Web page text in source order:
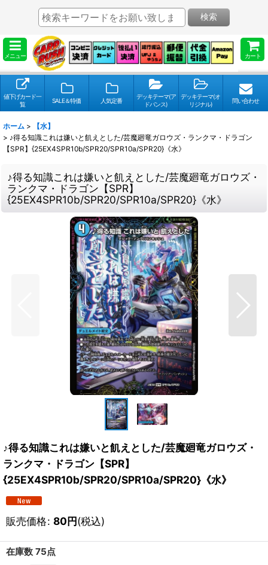
メニュー カート
検索
値下げカード一
覧
SALE＆特価 人気定番
デッキテーマ(ア
ドバンス)
デッキテーマ(オ
リジナル)
問い合わせ
ホーム >
【水】
> ♪得る知識これは嫌いと飢えとした/芸魔廻竜ガロウズ・ランクマ・ドラゴン
【SPR】{25EX4SPR10b/SPR20/SPR10a/SPR20}《水》
♪得る知識これは嫌いと飢えとした/芸魔廻竜ガロウズ・
ランクマ・ドラゴン【SPR】
{25EX4SPR10b/SPR20/SPR10a/SPR20}《水》
♪得る知識これは嫌いと飢えとした/芸魔廻竜ガロウズ・
ランクマ・ドラゴン【SPR】
{25EX4SPR10b/SPR20/SPR10a/SPR20}《水》
販売価格: 80円(税込)
在庫数 75点